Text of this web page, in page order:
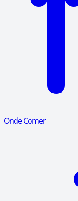
Onde Comer